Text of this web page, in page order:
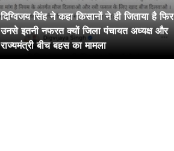
दिग्विजय सिंह ने कहा किसानों ने ही जिताया है फिर
उनसे इतनी नफरत क्यों जिला पंचायत अध्यक्ष और
राज्यमंत्री बीच बहस का मामला